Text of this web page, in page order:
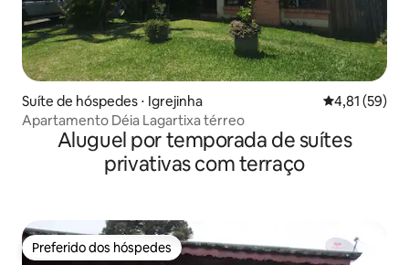
Suíte de hóspedes ⋅ Igrejinha 4,81 de uma
4,81 (59)
Apartamento Déia Lagartixa térreo
Aluguel por temporada de suítes
privativas com terraço
Preferido dos hóspedes
Preferido dos hóspedes